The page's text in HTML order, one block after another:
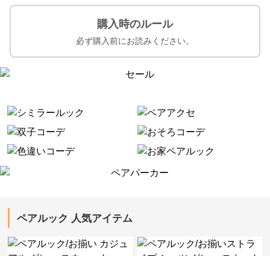
購入時のルール
必ず購入前にお読みください。
ペアルック 人気アイテム